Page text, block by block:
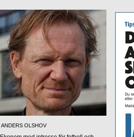
ANDERS OLSHOV